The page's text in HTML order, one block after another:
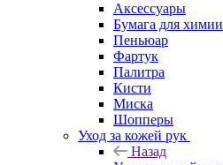
Аксессуары
Бумага для химии
Пеньюар
Фартук
Палитра
Кисти
Миска
Шопперы
Уход за кожей рук
Назад